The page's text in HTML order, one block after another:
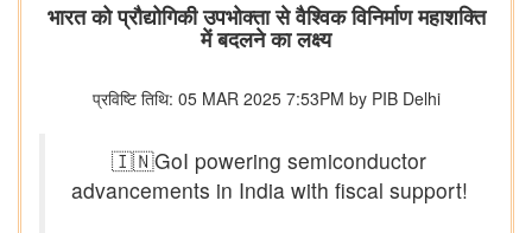
भारत को प्रौद्योगिकी उपभोक्ता से वैश्विक विनिर्माण महाशक्ति
में बदलने का लक्ष्य
प्रविष्टि तिथि: 05 MAR 2025 7:53PM by PIB Delhi
🇮🇳GoI powering semiconductor
advancements in India with fiscal support!